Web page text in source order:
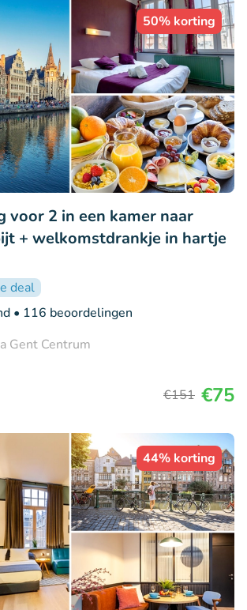
50% korting
voor 2 in een kamer naar
+ welkomstdrankje in hartje
deal
• 116 beoordelingen
Gent Centrum
€151 €75
44% korting